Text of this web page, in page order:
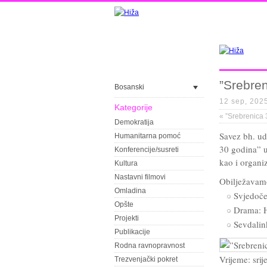
Bosanski
Kategorije
Demokratija
Humanitarna pomoć
Konferencije/susreti
Kultura
Nastavni filmovi
Omladina
Opšte
Projekti
Publikacije
Rodna ravnopravnost
Trezvenjački pokret
12 sep,
« ”Srebrenica
Savez bh.
30 godina”
kao i
Drama:
Vrijeme: